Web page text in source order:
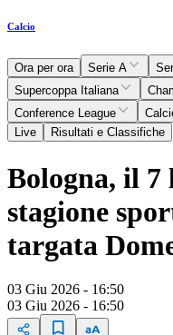
Calcio
Ora per ora Serie A
Supercoppa Italiana
Conference League
Live
Risultati e Classifiche
Bologna, il 7
stagione
targata
03 Giu 2026 - 16:50
03 Giu 2026 - 16:50